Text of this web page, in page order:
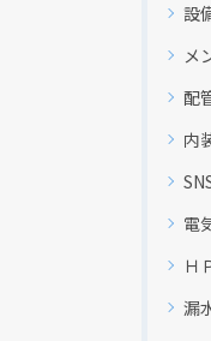
設
メ
配
内
電
Ｈ
漏